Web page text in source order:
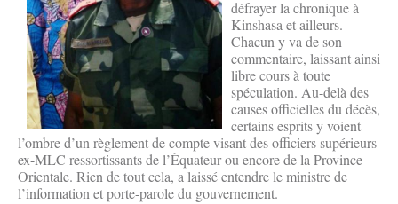
défrayer la chronique à
Kinshasa et ailleurs.
Chacun y va de son
commentaire, laissant ainsi
libre cours à toute
spéculation. Au-delà des
causes officielles du décès,
certains esprits y voient
l’ombre d’un règlement de compte visant des officiers supérieurs
ex-MLC ressortissants de l’Équateur ou encore de la Province
Orientale. Rien de tout cela, a laissé entendre le ministre de
l’information et porte-parole du gouvernement.